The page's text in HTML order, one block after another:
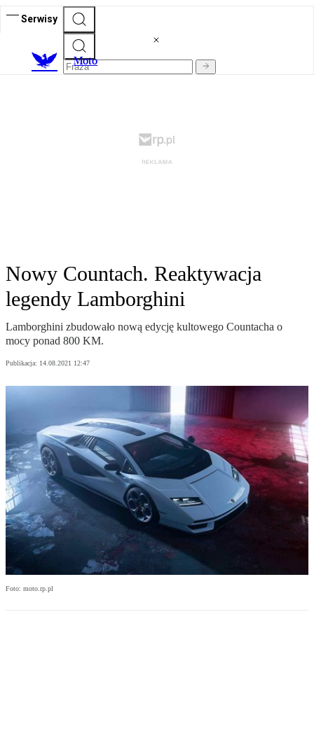
Serwisy
Moto
Nowy Countach. Reaktywacja
legendy Lamborghini
Lamborghini zbudowało nową edycję kultowego Countacha o
mocy ponad 800 KM.
Publikacja: 14.08.2021 12:47
Foto: moto.rp.pl